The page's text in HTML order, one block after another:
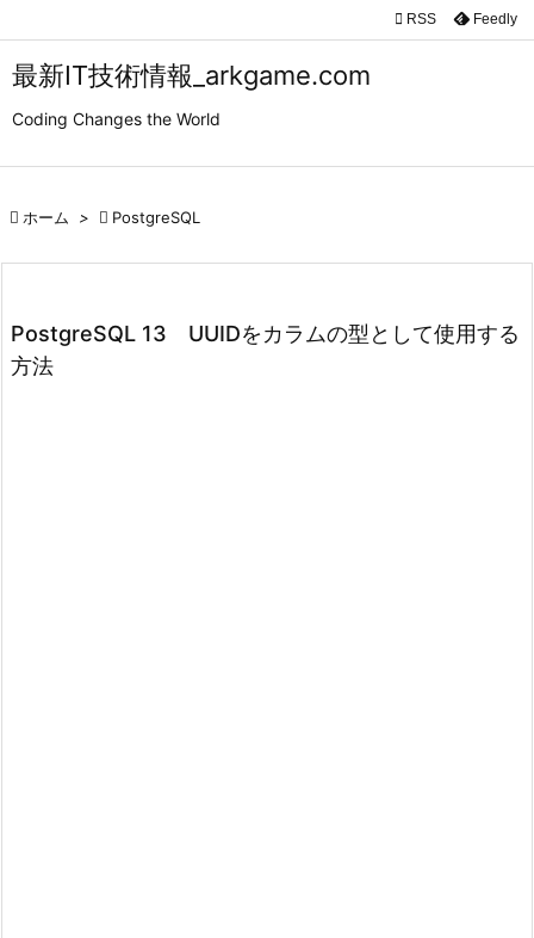
最新IT技術情報_arkgame.com
Coding Changes the World


検索
 RSS Feedly
 ホーム >  PostgreSQL
PostgreSQL 13 UUIDをカラムの型として使用する
方法